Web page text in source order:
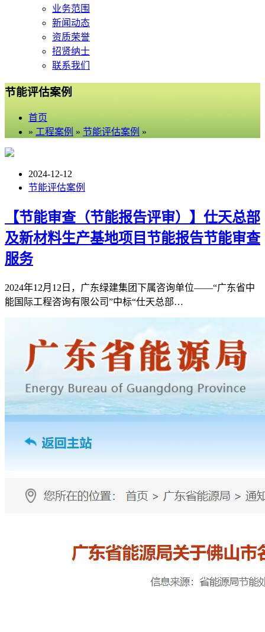
业务范围
新闻动态
资质荣誉
招贤纳士
联系我们
节能评估案例
首页
» 工程案例 » 节能评估案例 »
2024-12-12
节能评估案例
【节能审查（节能报告评审）】仕天总部
及新材料生产基地项目节能报告节能审查
服务
2024年12月12日，广东绿建集团下属咨询单位——“广东省中
能国际工程咨询有限公司”中标“仕天总部…